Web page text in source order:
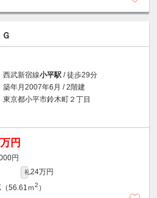
西武新宿線小平駅 / 徒歩29分
築年月2007年6月 / 2階建
東京都小平市鈴木町２丁目
円
円
礼24万円
56.61ｍ2 ）